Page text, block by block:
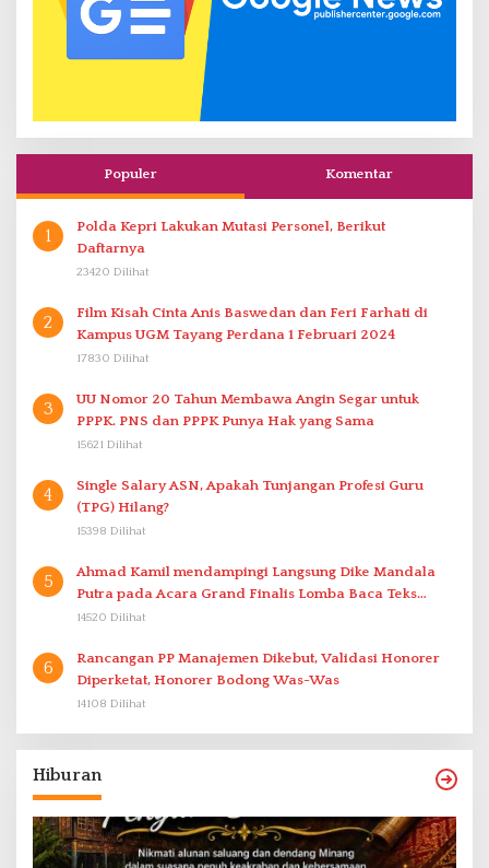
Populer Komentar
1
Polda Kepri Lakukan Mutasi Personel, Berikut
Daftarnya
23420 Dilihat
2
Film Kisah Cinta Anis Baswedan dan Feri Farhati di
Kampus UGM Tayang Perdana 1 Februari 2024
17830 Dilihat
3
UU Nomor 20 Tahun Membawa Angin Segar untuk
PPPK. PNS dan PPPK Punya Hak yang Sama
15621 Dilihat
4
Single Salary ASN, Apakah Tunjangan Profesi Guru
(TPG) Hilang?
15398 Dilihat
5
Ahmad Kamil mendampingi Langsung Dike Mandala
Putra pada Acara Grand Finalis Lomba Baca Teks
Proklamasi Mirip Bung Karno di Bali
14520 Dilihat
6
Rancangan PP Manajemen Dikebut, Validasi Honorer
Diperketat, Honorer Bodong Was-Was
14108 Dilihat
Hiburan